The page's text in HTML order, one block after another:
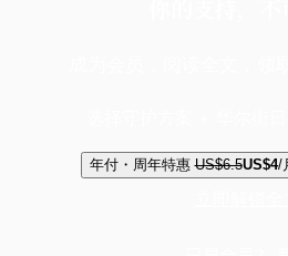
年付・周年特惠 US$6.5US$4/